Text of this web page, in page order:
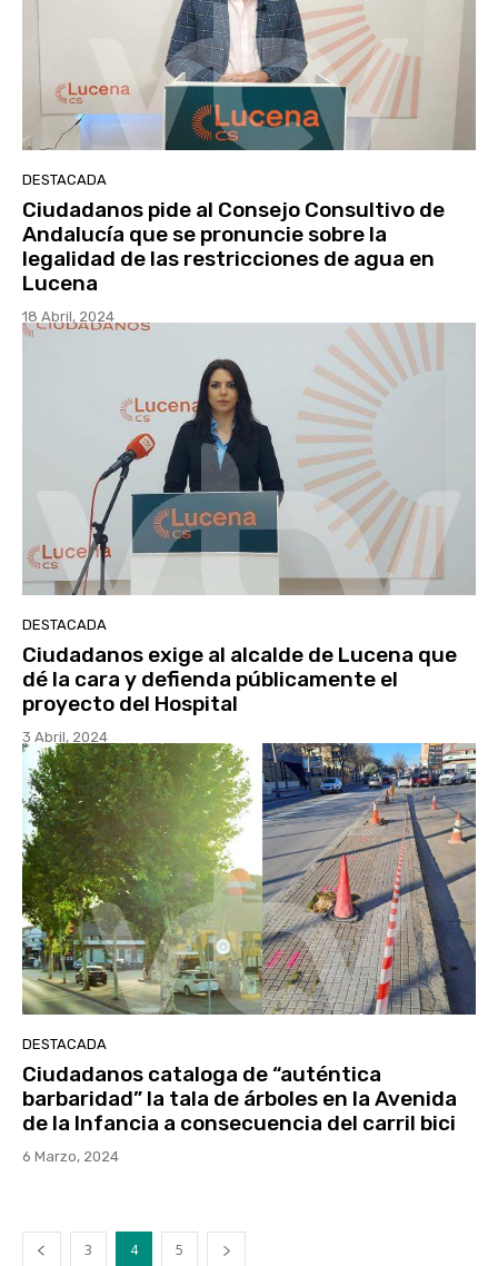
DESTACADA
Ciudadanos pide al Consejo Consultivo de
Andalucía que se pronuncie sobre la
legalidad de las restricciones de agua en
Lucena
18 Abril, 2024
DESTACADA
Ciudadanos exige al alcalde de Lucena que
dé la cara y defienda públicamente el
proyecto del Hospital
3 Abril, 2024
DESTACADA
Ciudadanos cataloga de “auténtica
barbaridad” la tala de árboles en la Avenida
de la Infancia a consecuencia del carril bici
6 Marzo, 2024
3 4 5